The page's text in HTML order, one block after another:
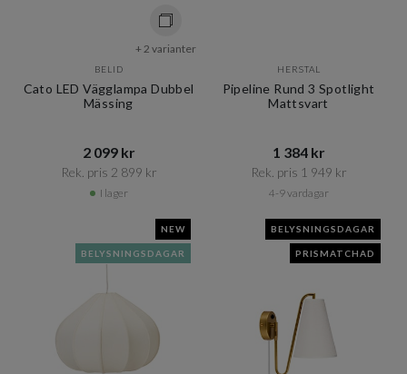
+ 2 varianter
BELID
Cato LED Vägglampa Dubbel
Mässing
2 099 kr​​
Rek. pris 2 899 kr​​
I lager
HERSTAL
Pipeline Rund 3 Spotlight
Mattsvart
1 384 kr​​
Rek. pris 1 949 kr​​
4-9 vardagar
NEW
BELYSNINGSDAGAR
BELYSNINGSDAGAR
PRISMATCHAD